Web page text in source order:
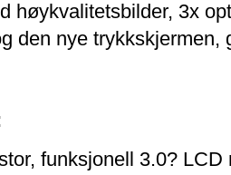
høykvalitetsbilder, 3x
den nye
funksjonell 3.0? LCD